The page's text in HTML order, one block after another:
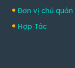
Đơn vị chủ quản
Hợp Tác